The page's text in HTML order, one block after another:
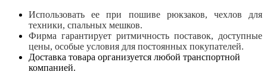
Использовать ее при пошиве рюкзаков, чехлов для
техники, спальных мешков.
Фирма гарантирует ритмичность поставок, доступные
цены, особые условия для постоянных покупателей.
Доставка товара организуется любой транспортной
компанией.